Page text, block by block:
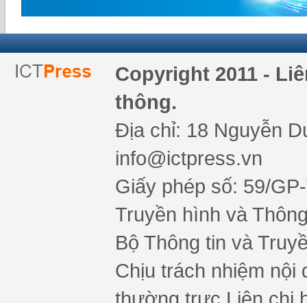
Copyright 2011 -
thông.
Địa chỉ: 18 Nguyễn
info@ictpress.vn
Giấy phép số: 59/
Truyền hình và
Bộ Thông tin và
Chịu trách nhiệm nội